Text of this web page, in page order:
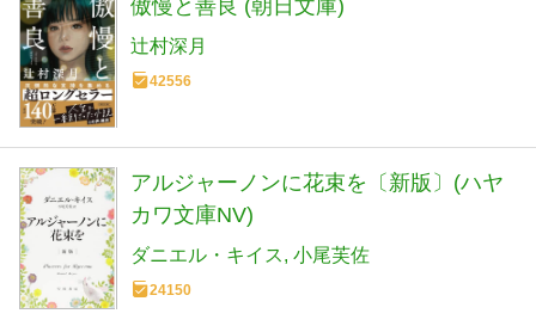
傲慢と善良 (朝日文庫)
辻村深月
42556
アルジャーノンに花束を〔新版〕(ハヤ
カワ文庫NV)
ダニエル・キイス 小尾芙佐
24150